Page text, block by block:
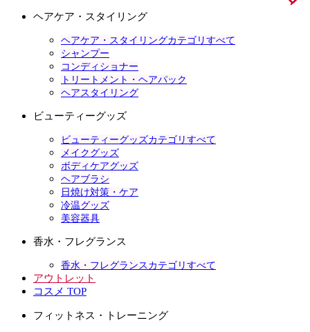
ヘアケア・スタイリング
ヘアケア・スタイリングカテゴリすべて
シャンプー
コンディショナー
トリートメント・ヘアパック
ヘアスタイリング
ビューティーグッズ
ビューティーグッズカテゴリすべて
メイクグッズ
ボディケアグッズ
ヘアブラシ
日焼け対策・ケア
冷温グッズ
美容器具
香水・フレグランス
香水・フレグランスカテゴリすべて
アウトレット
コスメ TOP
フィットネス・トレーニング